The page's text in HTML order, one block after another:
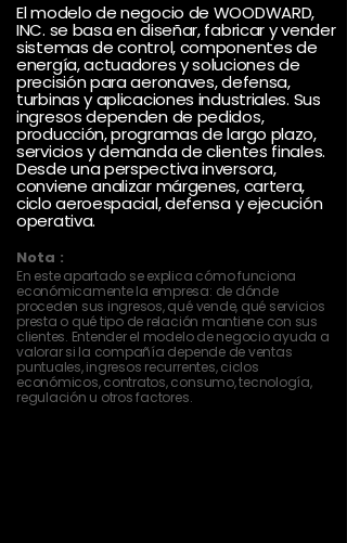
El modelo de negocio de WOODWARD,
INC. se basa en diseñar, fabricar y vender
sistemas de control, componentes de
energía, actuadores y soluciones de
precisión para aeronaves, defensa,
turbinas y aplicaciones industriales. Sus
ingresos dependen de pedidos,
producción, programas de largo plazo,
servicios y demanda de clientes finales.
Desde una perspectiva inversora,
conviene analizar márgenes, cartera,
ciclo aeroespacial, defensa y ejecución
operativa.
Nota :
En este apartado se explica cómo funciona
económicamente la empresa: de dónde
proceden sus ingresos, qué vende, qué servicios
presta o qué tipo de relación mantiene con sus
clientes. Entender el modelo de negocio ayuda a
valorar si la compañía depende de ventas
puntuales, ingresos recurrentes, ciclos
económicos, contratos, consumo, tecnología,
regulación u otros factores.